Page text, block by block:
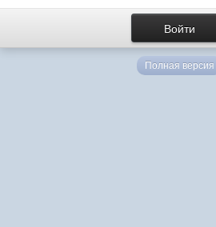
Полная версия